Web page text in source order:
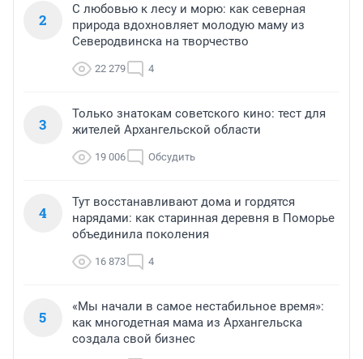
2
С любовью к лесу и морю: как северная
природа вдохновляет молодую маму из
Северодвинска на творчество
22 279 4
3
Только знатокам советского кино: тест для
жителей Архангельской области
19 006 Обсудить
4
Тут восстанавливают дома и гордятся
нарядами: как старинная деревня в Поморье
объединила поколения
16 873 4
5
«Мы начали в самое нестабильное время»:
как многодетная мама из Архангельска
создала свой бизнес